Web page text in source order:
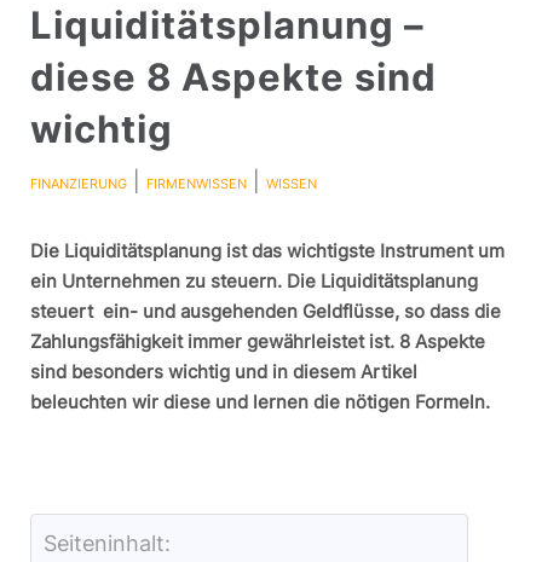
Liquiditätsplanung –
diese 8 Aspekte sind
wichtig
FINANZIERUNG| FIRMENWISSEN| WISSEN
Die Liquiditätsplanung ist das wichtigste Instrument um
ein Unternehmen zu steuern. Die Liquiditätsplanung
steuert ein- und ausgehenden Geldflüsse, so dass die
Zahlungsfähigkeit immer gewährleistet ist. 8 Aspekte
sind besonders wichtig und in diesem Artikel
beleuchten wir diese und lernen die nötigen Formeln.
Seiteninhalt: